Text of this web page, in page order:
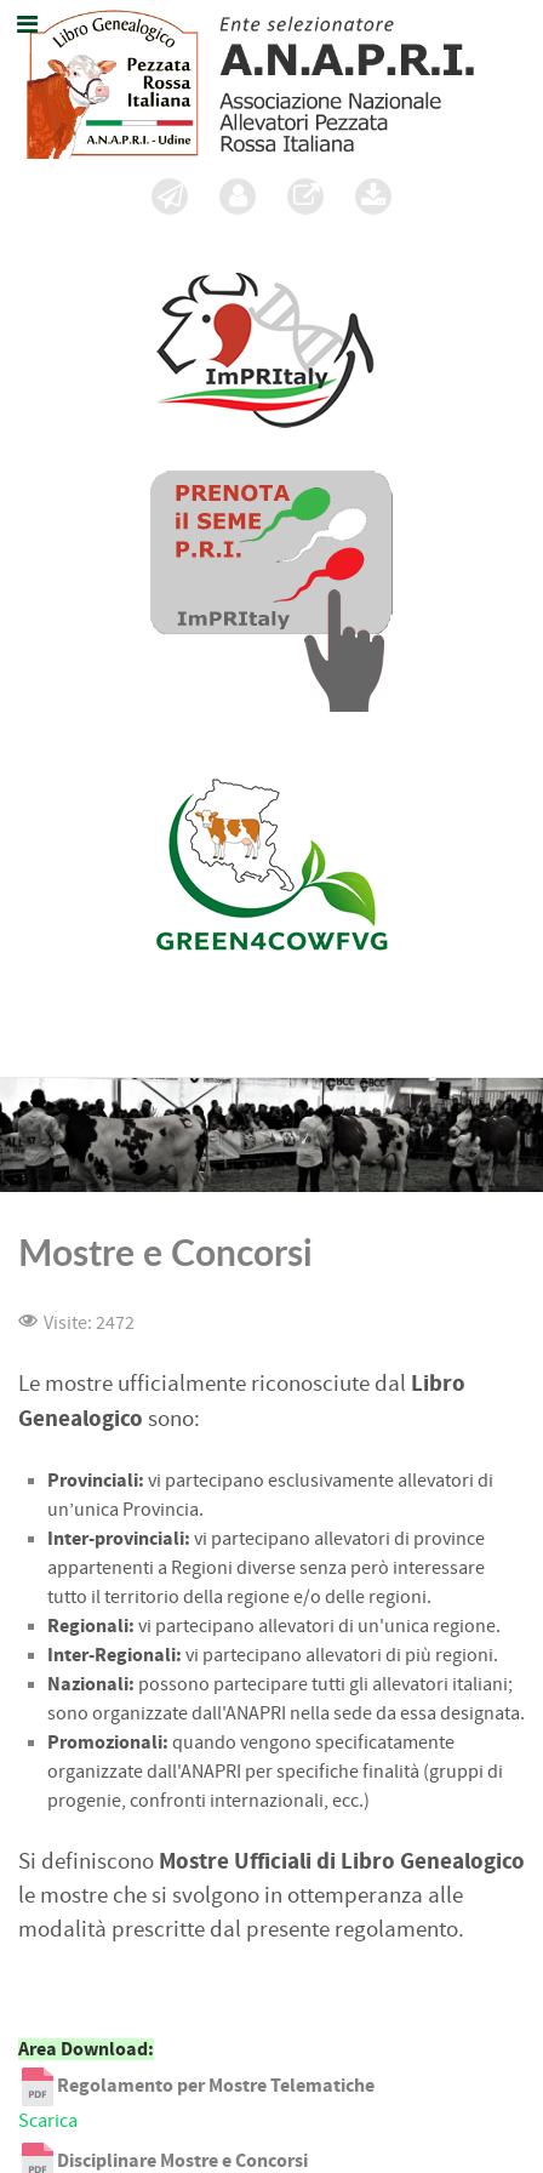
Mostre e Concorsi
Visite: 2472
Le mostre ufficialmente riconosciute dal Libro
Genealogico sono:
Provinciali: vi partecipano esclusivamente allevatori di
un’unica Provincia.
Inter-provinciali: vi partecipano allevatori di province
appartenenti a Regioni diverse senza però interessare
tutto il territorio della regione e/o delle regioni.
Regionali: vi partecipano allevatori di un'unica regione.
Inter-Regionali: vi partecipano allevatori di più regioni.
Nazionali: possono partecipare tutti gli allevatori italiani;
sono organizzate dall'ANAPRI nella sede da essa designata.
Promozionali: quando vengono specificatamente
organizzate dall'ANAPRI perspecifiche finalità (gruppi di
progenie, confronti internazionali, ecc.)
Si definiscono Mostre Ufficiali di Libro Genealogico
le mostre che si svolgono in ottemperanza alle
modalità prescritte dal presente regolamento.
Area Download:
Regolamento per Mostre Telematiche
Scarica
Disciplinare Mostre e Concorsi